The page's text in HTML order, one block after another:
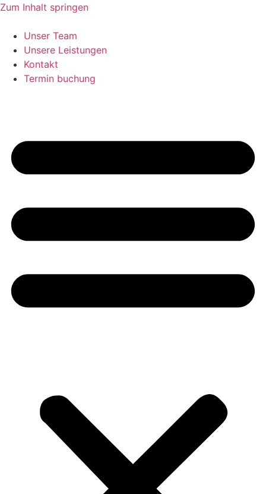
Zum Inhalt springen
Unser Team
Unsere Leistungen
Kontakt
Termin buchung